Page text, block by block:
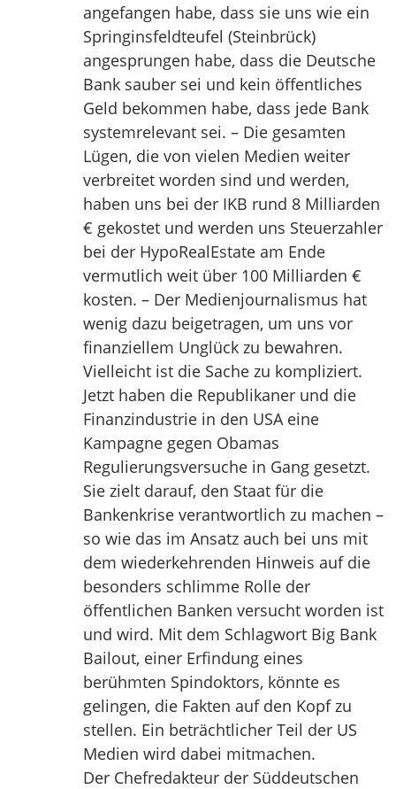
angefangen habe, dass sie uns wie ein
Springinsfeldteufel (Steinbrück)
angesprungen habe, dass die Deutsche
Bank sauber sei und kein öffentliches
Geld bekommen habe, dass jede Bank
systemrelevant sei. – Die gesamten
Lügen, die von vielen Medien weiter
verbreitet worden sind und werden,
haben uns bei der IKB rund 8 Milliarden
€ gekostet und werden uns Steuerzahler
bei der HypoRealEstate am Ende
vermutlich weit über 100 Milliarden €
kosten. – Der Medienjournalismus hat
wenig dazu beigetragen, um uns vor
finanziellem Unglück zu bewahren.
Vielleicht ist die Sache zu kompliziert.
Jetzt haben die Republikaner und die
Finanzindustrie in den USA eine
Kampagne gegen Obamas
Regulierungsversuche in Gang gesetzt.
Sie zielt darauf, den Staat für die
Bankenkrise verantwortlich zu machen –
so wie das im Ansatz auch bei uns mit
dem wiederkehrenden Hinweis auf die
besonders schlimme Rolle der
öffentlichen Banken versucht worden ist
und wird. Mit dem Schlagwort Big Bank
Bailout, einer Erfindung eines
berühmten Spindoktors, könnte es
gelingen, die Fakten auf den Kopf zu
stellen. Ein beträchtlicher Teil der US
Medien wird dabei mitmachen.
Der Chefredakteur der Süddeutschen